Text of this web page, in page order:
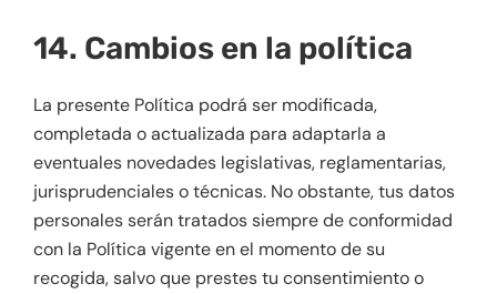
14. Cambios en la política
La presente Política podrá ser modificada,
completada o actualizada para adaptarla a
eventuales novedades legislativas, reglamentarias,
jurisprudenciales o técnicas. No obstante, tus datos
personales serán tratados siempre de conformidad
con la Política vigente en el momento de su
recogida, salvo que prestes tu consentimiento o